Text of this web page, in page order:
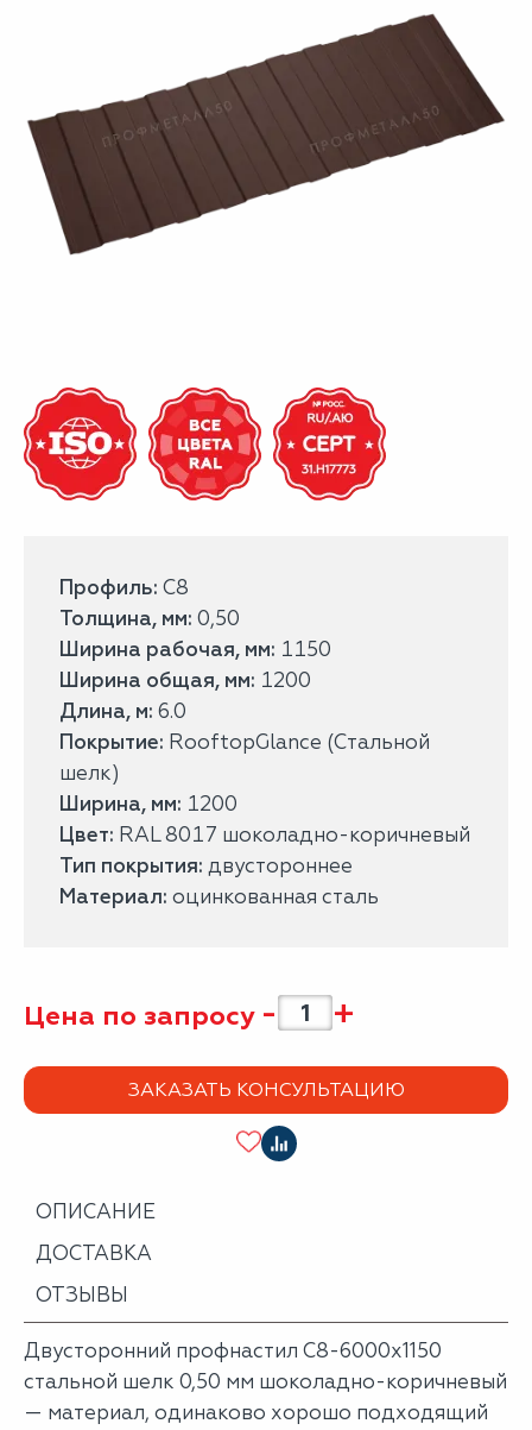
Профиль: С8
Толщина, мм: 0,50
Ширина рабочая, мм: 1150
Ширина общая, мм: 1200
Длина, м: 6.0
Покрытие: RooftopGlance (Стальной
шелк)
Ширина, мм: 1200
Цвет: RAL 8017 шоколадно-коричневый
Тип покрытия: двустороннее
Материал: оцинкованная сталь
Цена по запросу - +
ЗАКАЗАТЬ КОНСУЛЬТАЦИЮ
ОПИСАНИЕ
ДОСТАВКА
ОТЗЫВЫ
Двусторонний профнастил С8-6000х1150
стальной шелк 0,50 мм шоколадно-коричневый
— материал, одинаково хорошо подходящий